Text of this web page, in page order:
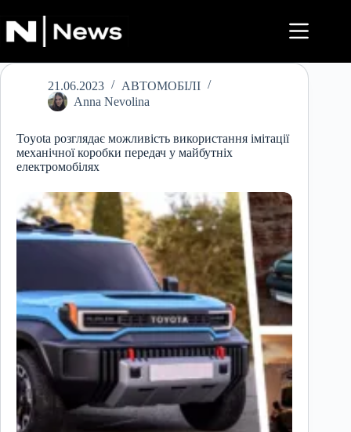
до
вмісту
21.06.2023
АВТОМОБІЛІ
Anna Nevolina
Toyota розглядає можливість використання імітації
механічної коробки передач у майбутніх
електромобілях